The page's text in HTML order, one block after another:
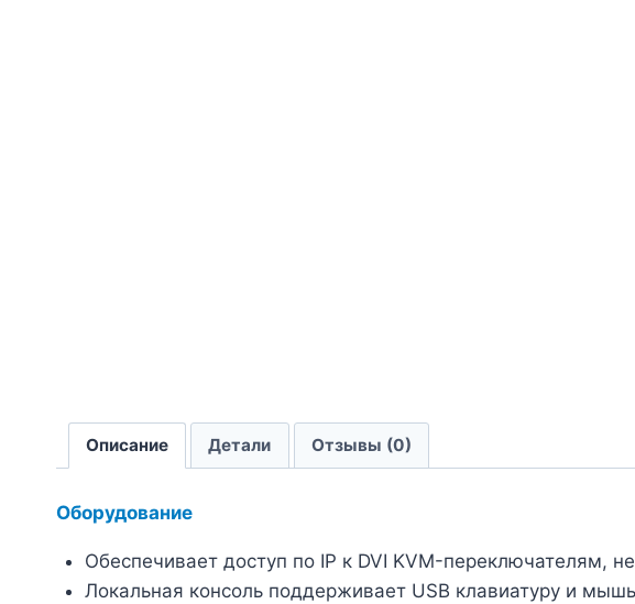
Описание Детали Отзывы (0)
Оборудование
Обеспечивает доступ по IP к DVI KVM-переключателям,
Локальная консоль поддерживает USB клавиатуру и мышь